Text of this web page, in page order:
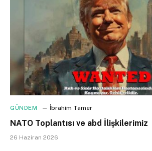
GÜNDEM İbrahim Tamer
NATO Toplantısı ve abd İlişkilerimiz
26 Haziran 2026